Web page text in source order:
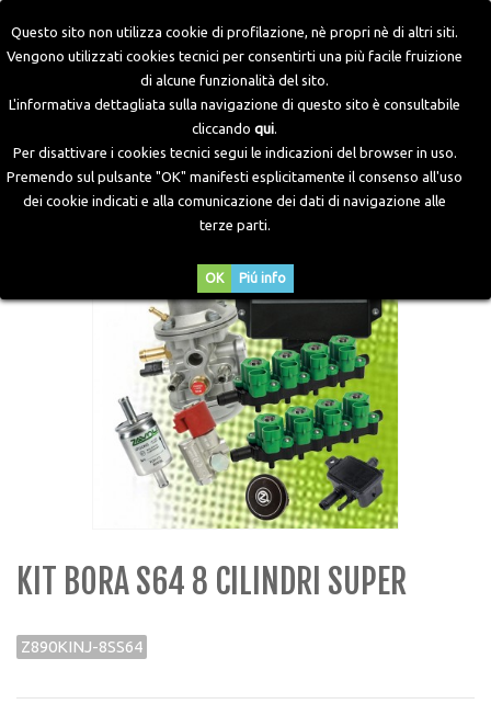
Questo sito non utilizza cookie di profilazione, nè propri nè di altri siti.
Vengono utilizzati cookies tecnici per consentirti una più facile fruizione
di alcune funzionalità del sito.
L'informativa dettagliata sulla navigazione di questo sito è consultabile
cliccando qui.
Per disattivare i cookies tecnici segui le indicazioni del browser in uso.
Premendo sul pulsante "OK" manifesti esplicitamente il consenso all'uso
dei cookie indicati e alla comunicazione dei dati di navigazione alle
terze parti.
OK Piú info
Kit Metano Iniezione Bora
Kit Bora
S64 8 Cilindri Super
KIT BORA S64 8 CILINDRI SUPER
Z890KINJ-8SS64